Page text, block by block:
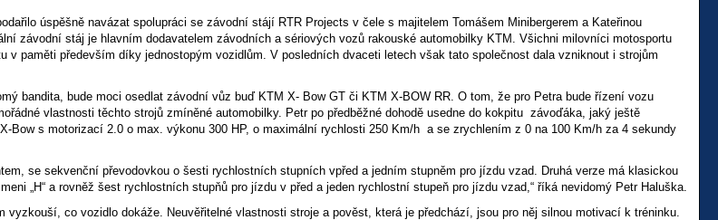
úspěšně navázat spolupráci se závodní stájí RTR Projects v čele s majitelem Tomášem Minibergerem a Kateřinou
závodní stáj je hlavním dodavatelem závodních a sériových vozů rakouské automobilky KTM. Všichni milovníci motosportu
v paměti především díky jednostopým vozidlům. V posledních dvaceti letech však tato společnost dala vzniknout i strojům
bandita, bude moci osedlat závodní vůz buď KTM X- Bow GT či KTM X-BOW RR. O tom, že pro Petra bude řízení vozu
vlastnosti těchto strojů zmíněné automobilky. Petr po předběžné dohodě usedne do kokpitu závoďáka, jaký ještě
Bow s motorizací 2.0 o max. výkonu 300 HP, o maximální rychlosti 250 Km/h a se zrychlením z 0 na 100 Km/h za 4 sekundy
se sekvenční převodovkou o šesti rychlostních stupních vpřed a jedním stupněm pro jízdu vzad. Druhá verze má klasickou
„H“ a rovněž šest rychlostních stupňů pro jízdu v před a jeden rychlostní stupeň pro jízdu vzad,“ říká nevidomý Petr Haluška.
vyzkouší, co vozidlo dokáže. Neuvěřitelné vlastnosti stroje a pověst, která je předchází, jsou pro něj silnou motivací k tréninku.